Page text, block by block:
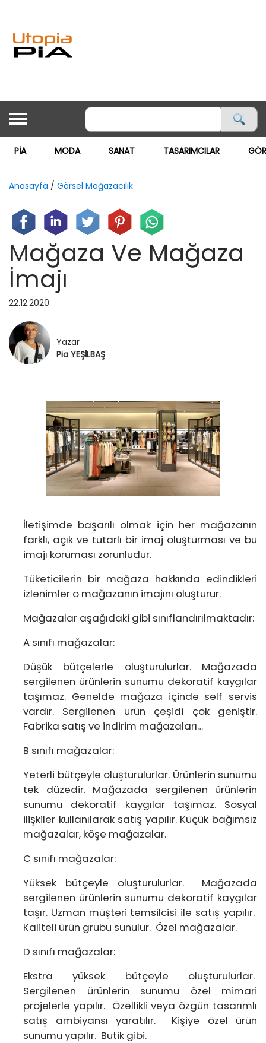
ANASAYFA
PİA
MODA ▽
SANAT
TASARIMCILAR
GÖRSEL MAĞAZACILIK
EĞİTİM
SEYAHAT
RÖPORTAJ
SAĞLIK ▽
GÜZELLİK
PİA MODA SANAT TASARIMCILAR
Anasayfa / Görsel Mağazacılık
Mağaza Ve Mağaza
İmajı
22.12.2020
Yazar
Pia YEŞİLBAŞ
İletişimde başarılı olmak için her mağazanın
farklı, açık ve tutarlı bir imaj oluşturması ve bu
imajı koruması zorunludur.
Tüketicilerin bir mağaza hakkında edindikleri
izlenimler o mağazanın imajını oluşturur.
Mağazalar aşağıdaki gibi sınıflandırılmaktadır:
A sınıfı mağazalar:
Düşük bütçelerle oluşturulurlar. Mağazada
sergilenen ürünlerin sunumu dekoratif kaygılar
taşımaz. Genelde mağaza içinde self servis
vardır. Sergilenen ürün çeşidi çok geniştir.
Fabrika satış ve indirim mağazaları…
B sınıfı mağazalar:
Yeterli bütçeyle oluşturulurlar. Ürünlerin sunumu
tek düzedir. Mağazada sergilenen ürünlerin
sunumu dekoratif kaygılar taşımaz. Sosyal
ilişkiler kullanılarak satış yapılır. Küçük bağımsız
mağazalar, köşe mağazalar.
C sınıfı mağazalar:
Yüksek bütçeyle oluşturulurlar. Mağazada
sergilenen ürünlerin sunumu dekoratif kaygılar
taşır. Uzman müşteri temsilcisi ile satış yapılır.
Kaliteli ürün grubu sunulur. Özel mağazalar.
D sınıfı mağazalar:
Ekstra yüksek bütçeyle oluşturulurlar.
Sergilenen ürünlerin sunumu özel mimari
projelerle yapılır. Özellikli veya özgün tasarımlı
satış ambiyansı yaratılır. Kişiye özel ürün
sunumu yapılır. Butik gibi.